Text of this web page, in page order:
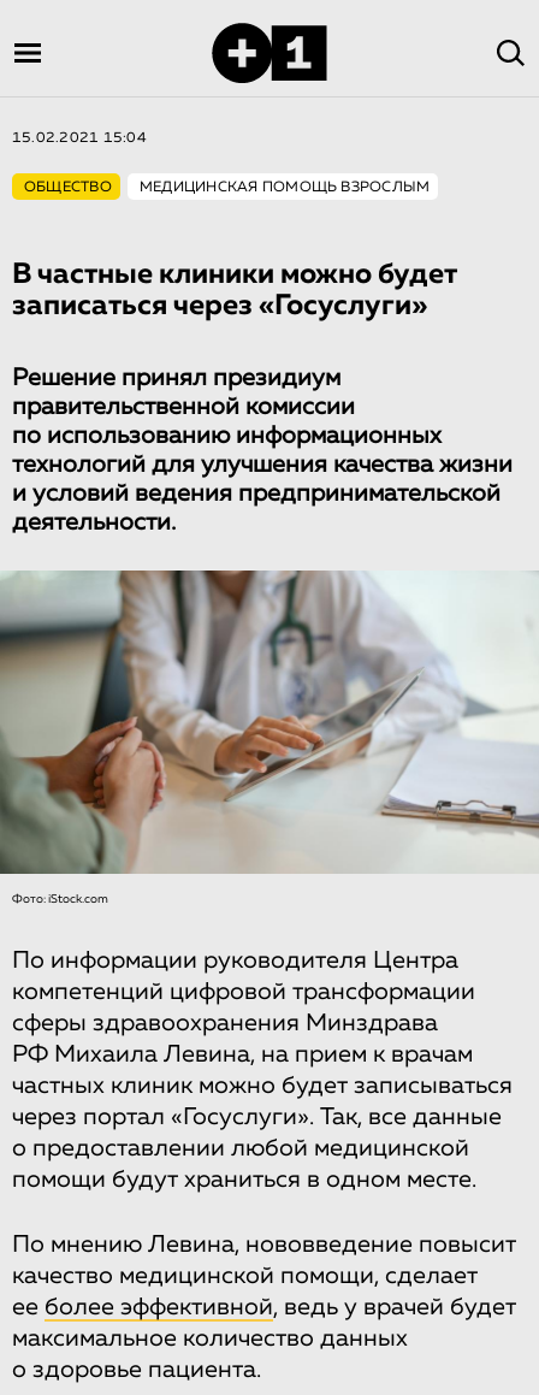
15.02.2021 15:04
ОБЩЕСТВО МЕДИЦИНСКАЯ ПОМОЩЬ ВЗРОСЛЫМ
В частные клиники можно будет
записаться через «Госуслуги»
Решение принял президиум
правительственной комиссии
по использованию информационных
технологий для улучшения качества жизни
и условий ведения предпринимательской
деятельности.
Фото: iStock.com
По информации руководителя Центра
компетенций цифровой трансформации
сферы здравоохранения Минздрава
РФ Михаила Левина, на прием к врачам
частных клиник можно будет записываться
через портал «Госуслуги». Так, все данные
о предоставлении любой медицинской
помощи будут храниться в одном месте.
По мнению Левина, нововведение повысит
качество медицинской помощи, сделает
ее более эффективной, ведь у врачей будет
максимальное количество данных
о здоровье пациента.